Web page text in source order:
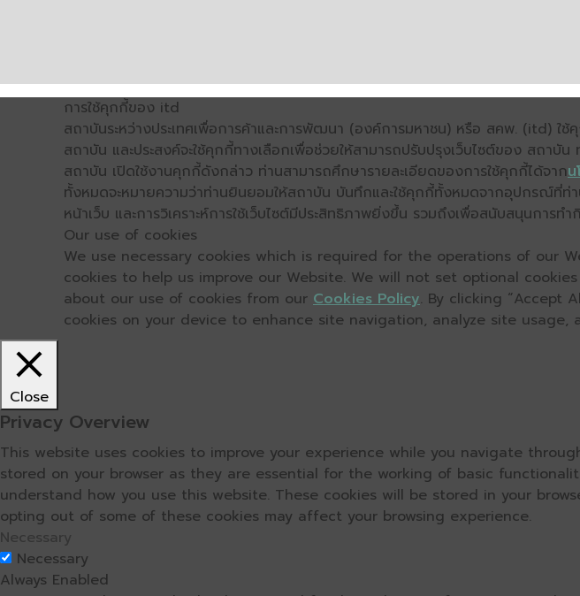
การใช้คุกกี้ของ itd
สถาบันระหว่างประเทศเพื่อการค้าและการพัฒนา (องค์การมหาชน) หรือ สคพ. (itd) ใ
สถาบัน และประสงค์จะใช้คุกกี้ทางเลือกเพื่อช่วยให้สามารถปรับปรุงเว็บไซต์ของ สถาบั
สถาบัน เปิดใช้งานคุกกี้ดังกล่าว ท่านสามารถศึกษารายละเอียดของการใช้คุกกี้ได้จากน
ทั้งหมดจะหมายความว่าท่านยินยอมให้สถาบัน บันทึกและใช้คุกกี้ทั้งหมดจากอุปกรณ์ที่ท่าน
หน้าเว็บ และการวิเคราะห์การใช้เว็บไซต์มีประสิทธิภาพยิ่งขึ้น รวมถึงเพื่อสนับสนุนการ
Our use of cookies
We use necessary cookies which is required for the operations of our
cookies to help us improve our Website. We will not set optional
about our use of cookies from our Cookies Policy. By clicking “Accept
cookies on your device to enhance site navigation, analyze site
Close
Privacy Overview
This website uses cookies to improve your experience while you navigate
stored on your browser as they are essential for the working of basic
understand how you use this website. These cookies will be stored in your
opting out of some of these cookies may affect your browsing experience.
Necessary
Necessary
Always Enabled